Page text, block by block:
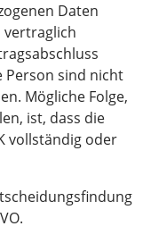
Daten
vertraglich
Person sind nicht
Mögliche Folge,
ist, dass die
vollständig oder